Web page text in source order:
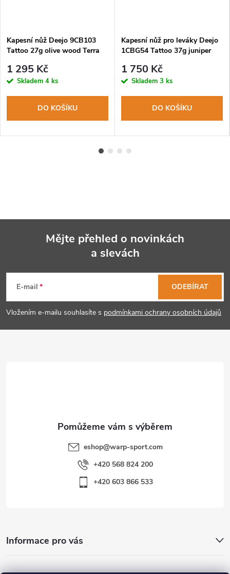
Kapesní nůž Deejo 9CB103
Tattoo 27g olive wood Terra
1 295 Kč
Skladem 4 ks
DO KOŠÍKU
Kapesní nůž pro leváky Deejo
1CBG54 Tattoo 37g juniper
1 750 Kč
Skladem 3 ks
DO KOŠÍKU
p
a
Mějte přehled o novinkách
a slevách
E-mail
Vložením e-mailu souhlasíte s podmínkami ochrany osobních údajů
ODEBÍRAT
eshop@warp-sport.com
+420 568 824 200
+420 603 866 533
Informace pro vás